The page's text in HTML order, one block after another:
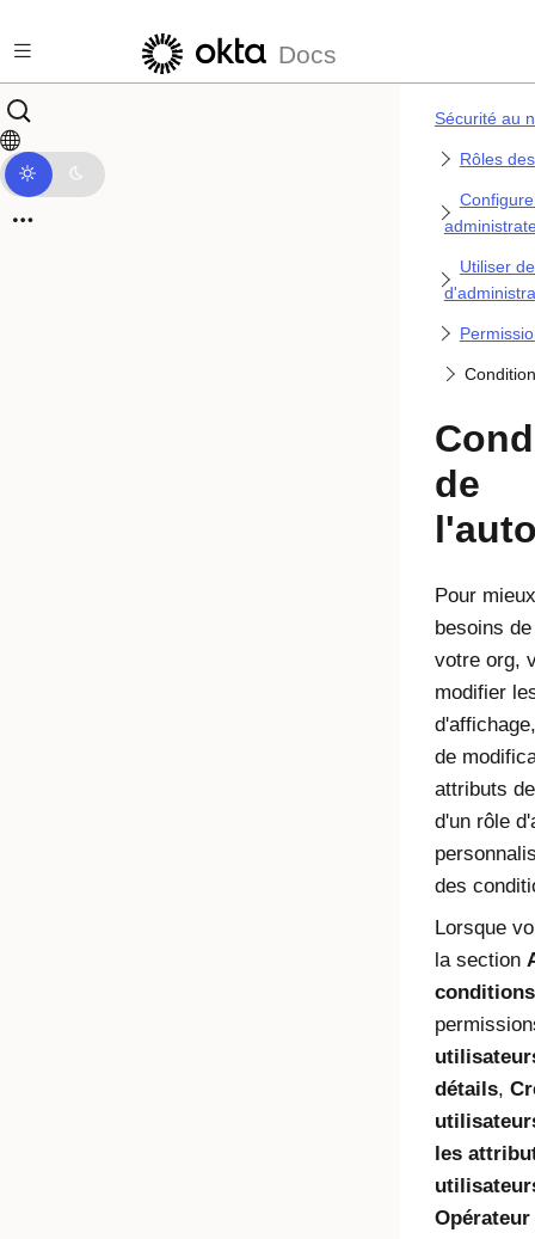
Docs
Sécurité au
Rôles
Utiliser
de
Pour
besoins
votre org,
modifier
de
attributs
d'un rôle
des
Lorsque
la section
conditions
détails,
les
Opérateur